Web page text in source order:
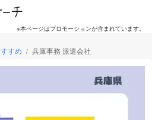
※本ページはプロモーションが含まれています。
すめ / 兵庫事務 派遣会社